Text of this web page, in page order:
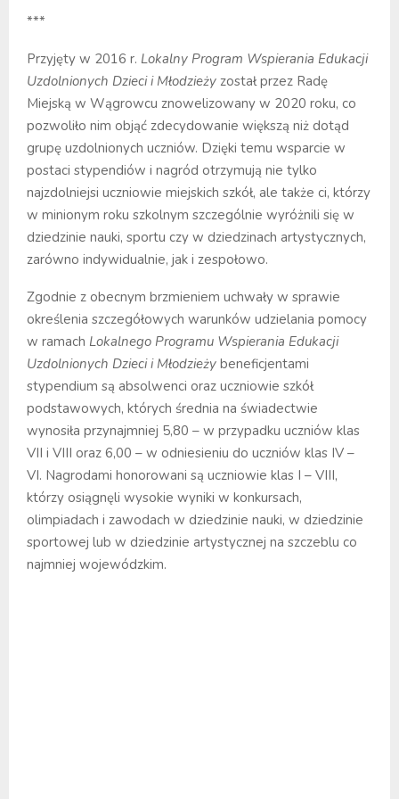
***
Przyjęty w 2016 r. Lokalny Program Wspierania Edukacji
Uzdolnionych Dzieci i Młodzieży został przez Radę
Miejską w Wągrowcu znowelizowany w 2020 roku, co
pozwoliło nim objąć zdecydowanie większą niż dotąd
grupę uzdolnionych uczniów. Dzięki temu wsparcie w
postaci stypendiów i nagród otrzymują nie tylko
najzdolniejsi uczniowie miejskich szkół, ale także ci, którzy
w minionym roku szkolnym szczególnie wyróżnili się w
dziedzinie nauki, sportu czy w dziedzinach artystycznych,
zarówno indywidualnie, jak i zespołowo.
Zgodnie z obecnym brzmieniem uchwały w sprawie
określenia szczegółowych warunków udzielania pomocy
w ramach Lokalnego Programu Wspierania Edukacji
Uzdolnionych Dzieci i Młodzieży beneficjentami
stypendium są absolwenci oraz uczniowie szkół
podstawowych, których średnia na świadectwie
wynosiła przynajmniej 5,80 – w przypadku uczniów klas
VII i VIII oraz 6,00 – w odniesieniu do uczniów klas IV –
VI. Nagrodami honorowani są uczniowie klas I – VIII,
którzy osiągnęli wysokie wyniki w konkursach,
olimpiadach i zawodach w dziedzinie nauki, w dziedzinie
sportowej lub w dziedzinie artystycznej na szczeblu co
najmniej wojewódzkim.